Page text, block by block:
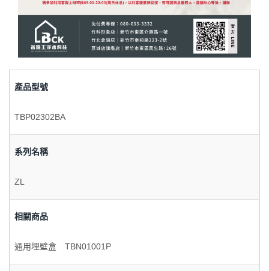
產品型號
TBP02302BA
系列名稱
ZL
相關商品
通用埋壁盒 TBN01001P